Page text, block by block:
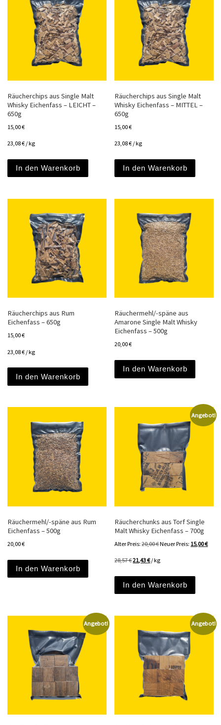
Räucherchips aus Single Malt
Whisky Eichenfass – LEICHT –
650g
15,00€
23,08€ /kg
In den Warenkorb
Räucherchips aus Single Malt
Whisky Eichenfass – MITTEL –
650g
15,00€
23,08€ /kg
In den Warenkorb
Räucherchips aus Rum
Eichenfass – 650g
15,00€
23,08€ /kg
In den Warenkorb
Räuchermehl/-späne aus
Amarone Single Malt Whisky
Eichenfass – 500g
20,00€
In den Warenkorb
Räuchermehl/-späne aus Rum
Eichenfass – 500g
20,00€
In den Warenkorb
Angebot!
Räucherchunks aus Torf Single
Malt Whisky Eichenfass – 700g
Alter Preis: 20,00€Ursprünglicher Preis
Neuer Preis: 15,00€
28,57€21,43€/kg
In den Warenkorb
Angebot! Angebot!